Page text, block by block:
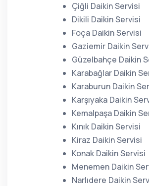
Çiğli Daikin Servisi
Dikili Daikin Servisi
Foça Daikin Servisi
Gaziemir Daikin
Güzelbahçe Daikin
Karabağlar Daikin
Karaburun Daikin
Karşıyaka Daikin
Kemalpaşa Daikin
Kınık Daikin Servisi
Kiraz Daikin Servisi
Konak Daikin Servisi
Menemen Daikin
Narlıdere Daikin